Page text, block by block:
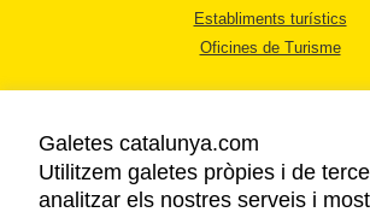
Establiments turístics
Oficines de Turisme
Galetes catalunya.com
Utilitzem galetes pròpies i de
analitzar els nostres serveis i